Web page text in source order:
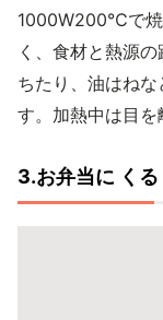
1000W200℃で焼
く、食材と熱源
ちたり、油はね
す。加熱中は目を
3.お弁当に く